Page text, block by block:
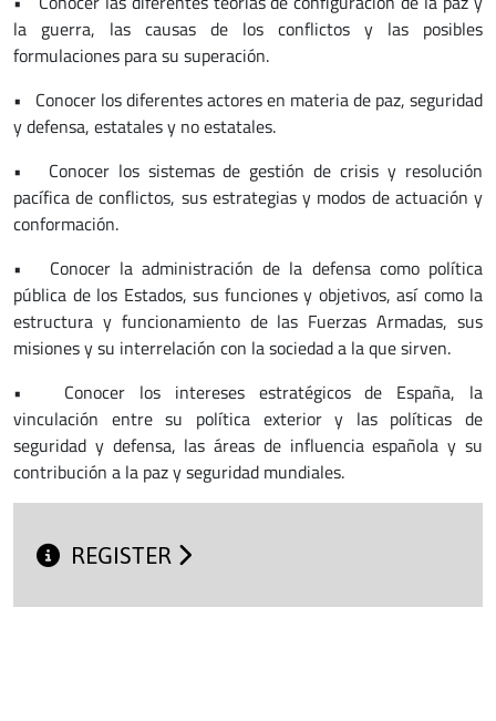
la guerra, las causas de los conflictos y las posibles
formulaciones para su superación.
• Conocer los diferentes actores en materia de paz, seguridad
y defensa, estatales y no estatales.
• Conocer los sistemas de gestión de crisis y resolución
pacífica de conflictos, sus estrategias y modos de actuación y
conformación.
• Conocer la administración de la defensa como política
pública de los Estados, sus funciones y objetivos, así como la
estructura y funcionamiento de las Fuerzas Armadas, sus
misiones y su interrelación con la sociedad a la que sirven.
• Conocer los intereses estratégicos de España, la
vinculación entre su política exterior y las políticas de
seguridad y defensa, las áreas de influencia española y su
contribución a la paz y seguridad mundiales.
REGISTER